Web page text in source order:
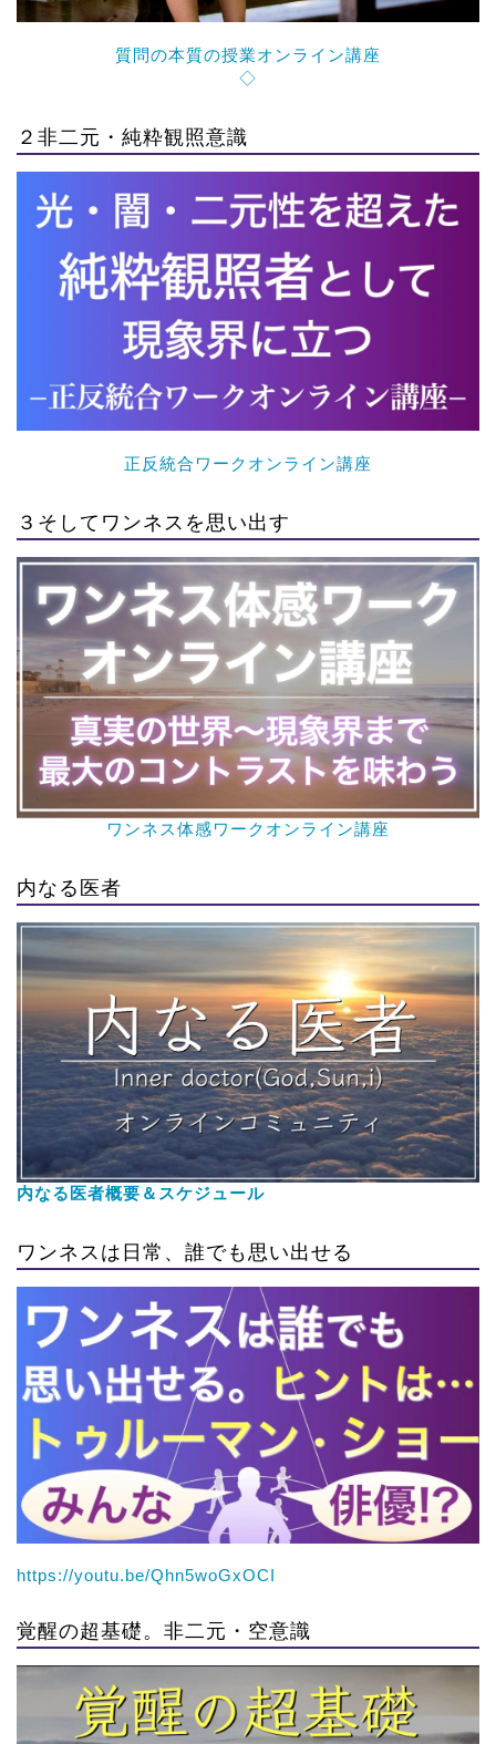
質問の本質の授業オンライン講座
◇
２非二元・純粋観照意識
正反統合ワークオンライン講座
３そしてワンネスを思い出す
ワンネス体感ワークオンライン講座
内なる医者
内なる医者概要＆スケジュール
ワンネスは日常、誰でも思い出せる
https://youtu.be/Qhn5woGxOCI
覚醒の超基礎。非二元・空意識